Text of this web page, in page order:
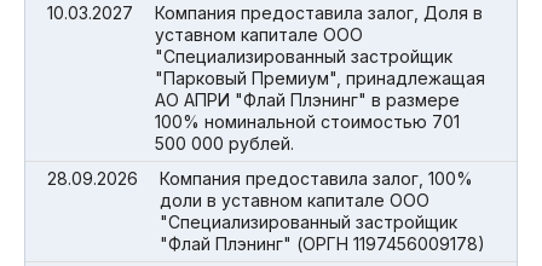
10.03.2027
Компания предоставила залог, Доля в
уставном капитале ООО
"Специализированный застройщик
"Парковый Премиум", принадлежащая
АО АПРИ "Флай Плэнинг" в размере
100% номинальной стоимостью 701
500 000 рублей.
28.09.2026
Компания предоставила залог, 100%
доли в уставном капитале ООО
"Специализированный застройщик
"Флай Плэнинг" (ОРГН 1197456009178)